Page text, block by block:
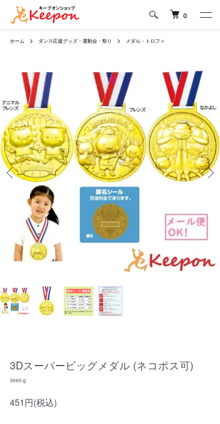
0
ホーム ダンス応援グッズ・運動会・祭り メダル・トロフィ
3Dスーパービッグメダル (ネコポス可)
3690-g
451円(税込)